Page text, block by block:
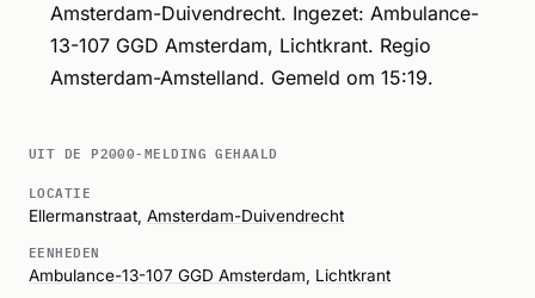
Amsterdam-Duivendrecht. Ingezet: Ambulance-
13-107 GGD Amsterdam, Lichtkrant. Regio
Amsterdam-Amstelland. Gemeld om 15:19.
UIT DE P2000-MELDING GEHAALD
LOCATIE
Ellermanstraat, Amsterdam-Duivendrecht
EENHEDEN
Ambulance-13-107 GGD Amsterdam, Lichtkrant